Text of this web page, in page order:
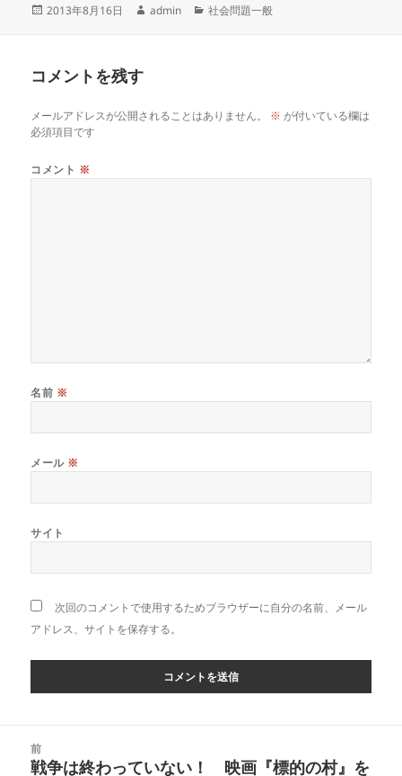
投
2013年8月16日
作
admin
カ
社会問題一般
コメントを残す
メールアドレスが公開されることはありません。 ※ が付いている欄は
必須項目です
コメント ※
名前 ※
メール ※
サイト
次回のコメントで使用するためブラウザーに自分の名前、メール
アドレス、サイトを保存する。
前
前
戦争は終わっていない！ 映画『標的の村』を